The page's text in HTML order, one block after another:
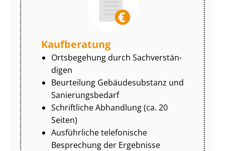
Kaufberatung
Ortsbegehung durch Sach­ver­stän­
di­gen
Beurteilung Gebäudesubstanz und
Sa­nie­rungs­be­darf
Schriftliche Abhandlung (ca. 20
Seiten)
Ausführliche telefonische
Besprechung der Ergebnisse